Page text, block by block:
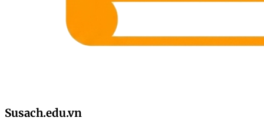
Susach.edu.vn